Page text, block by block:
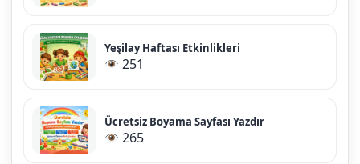
Yeşilay Haftası Etkinlikleri
251
Ücretsiz Boyama Sayfası Yazdır
265